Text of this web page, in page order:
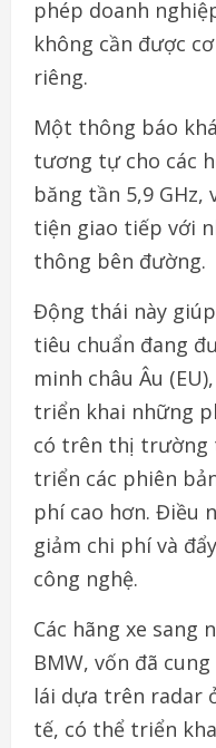
phép doanh
không cần được
riêng.
Một thông báo
tương tự cho các
băng tần 5,9
tiện giao tiếp với
thông bên đường.
Động thái này
tiêu chuẩn đang
minh châu Âu
triển khai những
có trên thị trường
triển các phiên
phí cao hơn. Điều
giảm chi phí và
công nghệ.
Các hãng xe sang
BMW, vốn đã
lái dựa trên radar
tế, có thể triển